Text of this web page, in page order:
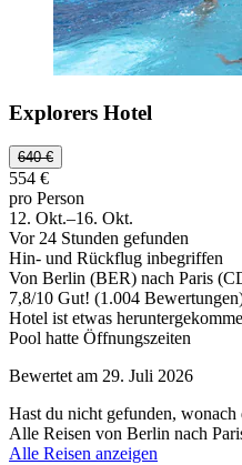
Explorers Hotel
640 €
554 €
pro Person
12. Okt.–16. Okt.
Vor 24 Stunden gefunden
Hin- und Rückflug inbegriffen
Von Berlin (BER) nach Paris
7,8/10 Gut! (1.004
Hotel ist etwas
Pool hatte Öffnungszeiten
Bewertet am 29. Juli 2026
Hast du nicht gefunden, wonach
Alle Reisen von Berlin nach
Alle Reisen anzeigen